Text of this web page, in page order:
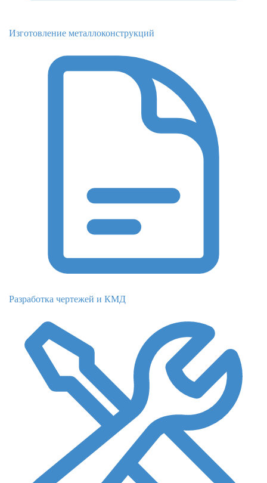
Изготовление металлоконструкций
Разработка чертежей и КМД